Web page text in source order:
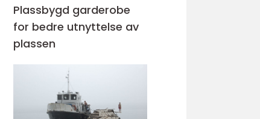
Plassbygd garderobe
for bedre utnyttelse av
plassen